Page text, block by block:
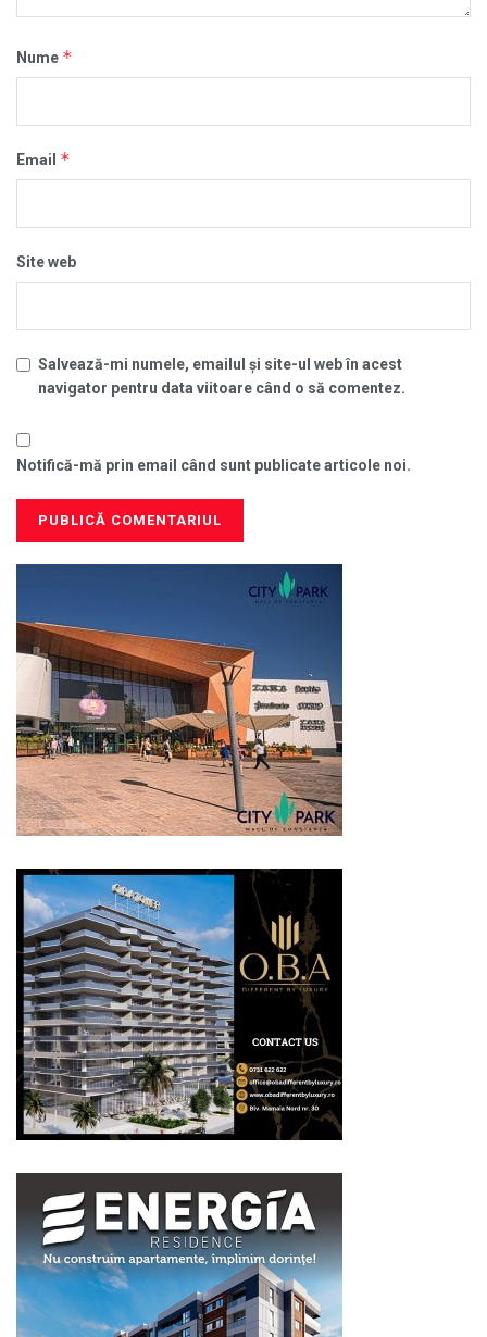
Nume *
Email *
Site web
Salvează-mi numele, emailul și site-ul web în acest
navigator pentru data viitoare când o să comentez.
Notifică-mă prin email când sunt publicate articole noi.